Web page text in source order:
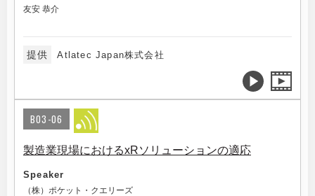
友安 恭介
提供 Atlatec Japan株式会社
B03-06
製造業現場におけるxRソリューションの適応
Speaker
（株）ポケット・クエリーズ